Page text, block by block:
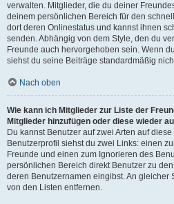
verwalten. Mitglieder, die du deiner
deinem persönlichen Bereich für den
dort deren Onlinestatus und kannst ihnen
senden. Abhängig von dem Style, den du
Freunde auch hervorgehoben sein. Wenn
siehst du seine Beiträge standardmäßig
Nach oben
Wie kann ich Mitglieder zur Liste der
Mitglieder hinzufügen oder diese wieder
Du kannst Benutzer auf zwei Arten auf
Benutzerprofil siehst du zwei Links: einen
Freunde und einen zum Ignorieren des
persönlichen Bereich direkt Benutzer zu
deren Benutzernamen eingibst. An gleicher
von den Listen entfernen.